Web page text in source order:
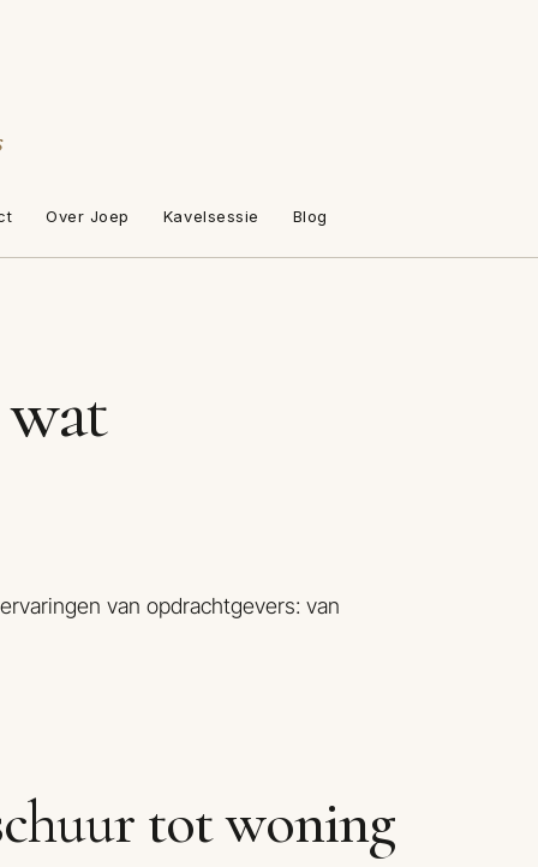
Over Joep Kavelsessie Blog
van opdrachtgevers: van
tot woning